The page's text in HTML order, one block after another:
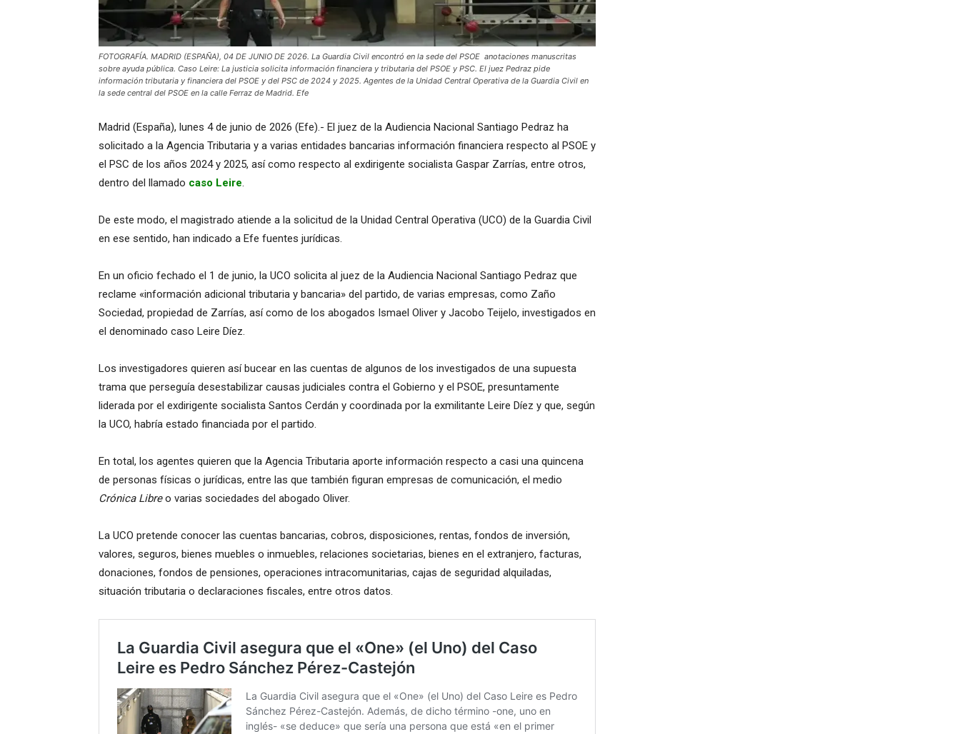
FOTOGRAFÍA. MADRID (ESPAÑA), 04 DE JUNIO DE 2026. La Guardia Civil encontró en la sede del PSOE anotaciones manuscritas
sobre ayuda pública. Caso Leire: La justicia solicita información financiera y tributaria del PSOE y PSC. El juez Pedraz pide
información tributaria y financiera del PSOE y del PSC de 2024 y 2025. Agentes de la Unidad Central Operativa de la Guardia Civil en
la sede central del PSOE en la calle Ferraz de Madrid. Efe
Madrid (España), lunes 4 de junio de 2026 (Efe).- El juez de la Audiencia Nacional Santiago Pedraz ha
solicitado a la Agencia Tributaria y a varias entidades bancarias información financiera respecto al PSOE y
el PSC de los años 2024 y 2025, así como respecto al exdirigente socialista Gaspar Zarrías, entre otros,
dentro del llamado caso Leire.
De este modo, el magistrado atiende a la solicitud de la Unidad Central Operativa (UCO) de la Guardia Civil
en ese sentido, han indicado a Efe fuentes jurídicas.
En un oficio fechado el 1 de junio, la UCO solicita al juez de la Audiencia Nacional Santiago Pedraz que
reclame «información adicional tributaria y bancaria» del partido, de varias empresas, como Zaño
Sociedad, propiedad de Zarrías, así como de los abogados Ismael Oliver y Jacobo Teijelo, investigados en
el denominado caso Leire Díez.
Los investigadores quieren así bucear en las cuentas de algunos de los investigados de una supuesta
trama que perseguía desestabilizar causas judiciales contra el Gobierno y el PSOE, presuntamente
liderada por el exdirigente socialista Santos Cerdán y coordinada por la exmilitante Leire Díez y que, según
la UCO, habría estado financiada por el partido.
En total, los agentes quieren que la Agencia Tributaria aporte información respecto a casi una quincena
de personas físicas o jurídicas, entre las que también figuran empresas de comunicación, el medio
Crónica Libreo varias sociedades del abogado Oliver.
La UCO pretende conocer las cuentas bancarias, cobros, disposiciones, rentas, fondos de inversión,
valores, seguros, bienes muebles o inmuebles, relaciones societarias, bienes en el extranjero, facturas,
donaciones, fondos de pensiones, operaciones intracomunitarias, cajas de seguridad alquiladas,
situación tributaria o declaraciones fiscales, entre otros datos.